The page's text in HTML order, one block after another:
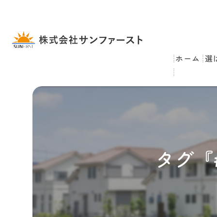
ホーム 選
タグ